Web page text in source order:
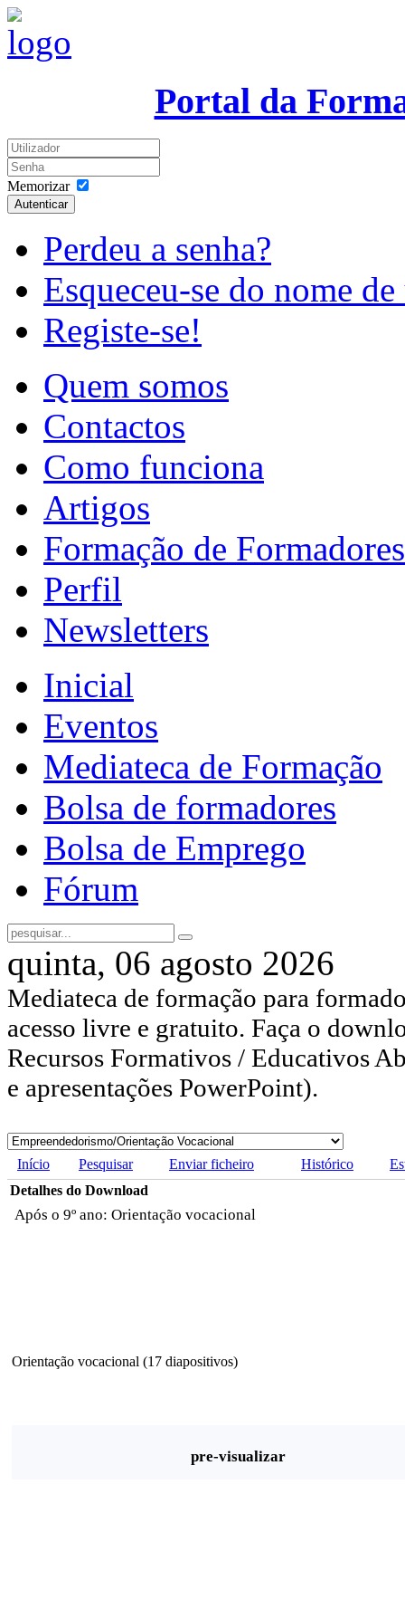
Portal da
Memorizar
Autenticar
Perdeu a senha?
Esqueceu-se do nome
Registe-se!
Quem somos
Contactos
Como funciona
Artigos
Formação de Formadores
Perfil
Newsletters
Inicial
Eventos
Mediateca de Formação
Bolsa de formadores
Bolsa de Emprego
Fórum
quinta, 06 agosto 2026
Mediateca de formação para
acesso livre e gratuito. Faça o
Recursos Formativos / Educativos
e apresentações PowerPoint).
Início Pesquisar Enviar ficheiro Histórico
Detalhes do Download
Após o 9º ano: Orientação vocacional
Orientação vocacional (17 diapositivos)
pre-visualizar